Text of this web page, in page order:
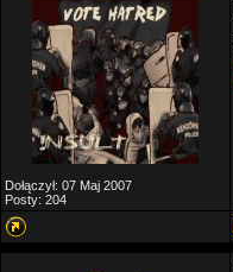
Dołączył: 07 Maj 2007
Posty: 204